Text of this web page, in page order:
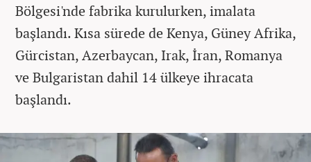
Bölgesi'nde fabrika kurulurken, imalata
başlandı. Kısa sürede de Kenya, Güney Afrika,
Gürcistan, Azerbaycan, Irak, İran, Romanya
ve Bulgaristan dahil 14 ülkeye ihracata
başlandı.